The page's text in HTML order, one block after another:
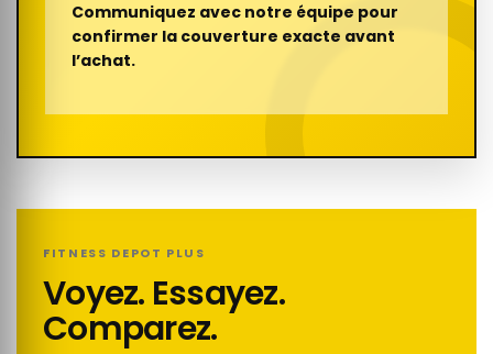
Communiquez avec notre équipe pour
confirmer la couverture exacte avant
l’achat.
FITNESS DEPOT PLUS
Voyez. Essayez.
Comparez.